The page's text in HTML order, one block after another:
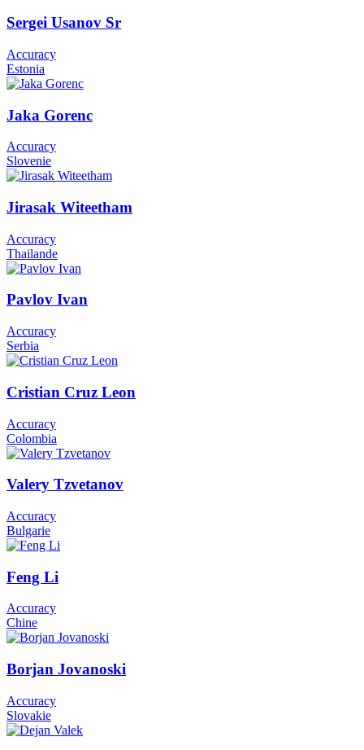
Sergei Usanov Sr
Accuracy
Estonia
Jaka Gorenc
Accuracy
Slovenie
Jirasak Witeetham
Accuracy
Thailande
Pavlov Ivan
Accuracy
Serbia
Cristian Cruz Leon
Accuracy
Colombia
Valery Tzvetanov
Accuracy
Bulgarie
Feng Li
Accuracy
Chine
Borjan Jovanoski
Accuracy
Slovakie